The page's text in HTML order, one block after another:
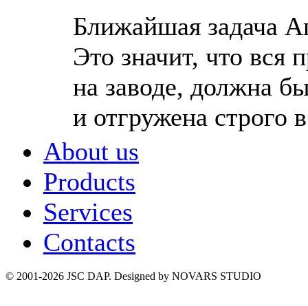
Ближайшая задача
Это значит, что вся
на заводе, должна
и отгружена строго
About us
Products
Services
Contacts
© 2001-2026 JSC DAP. Designed by NOVARS STUDIO